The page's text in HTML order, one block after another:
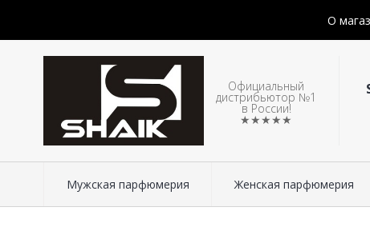
О
Официальный
дистрибьютор №1
в России!
★★★★★
Мужская парфюмерия Женская парфюмерия